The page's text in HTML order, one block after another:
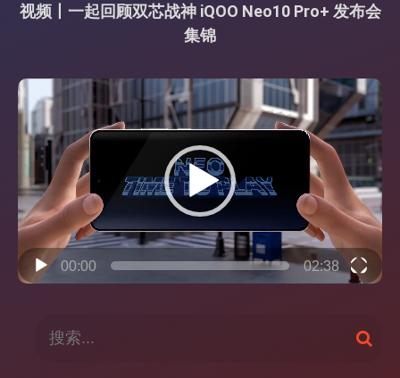
视频丨一起回顾双芯战神 iQOO Neo10 Pro+ 发布会
集锦
视
频
播
放
器
00:00 02:38
搜
索